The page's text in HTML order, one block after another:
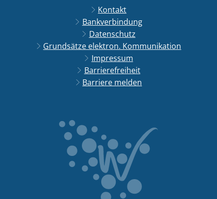
Kontakt
Bankverbindung
Datenschutz
Grundsätze elektron. Kommunikation
Impressum
Barrierefreiheit
Barriere melden